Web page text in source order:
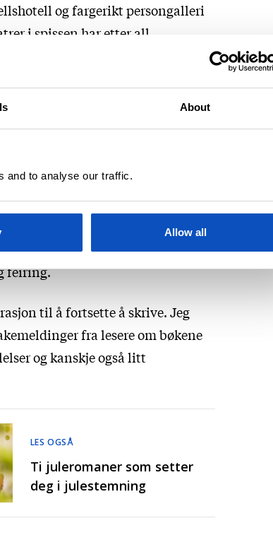
About
and to analyse our traffic.
Allow all
og fargerikt persongalleri
i spissen har etter all
mange lesere, og dette øker jo
er det også bittelitt
markedet der i det hele tatt,
før hun raskt tilføyer at hun
i seg som sier slikt, og passer på
feiring.
til å fortsette å skrive. Jeg
fra lesere om bøkene
og kanskje også litt
LES OGSÅ
Ti juleromaner som setter
deg i julestemning